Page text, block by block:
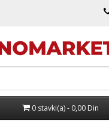
0 stavki(a) - 0,00 Din